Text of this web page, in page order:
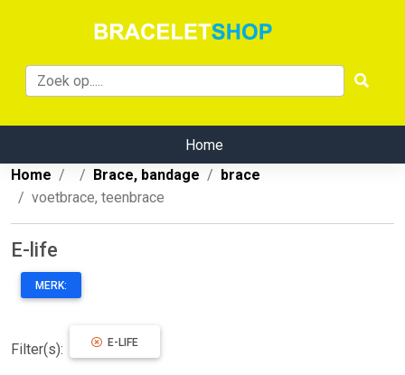
Home
Home
Brace, bandage
brace
voetbrace, teenbrace
E-life
MERK:
Filter(s): E-LIFE